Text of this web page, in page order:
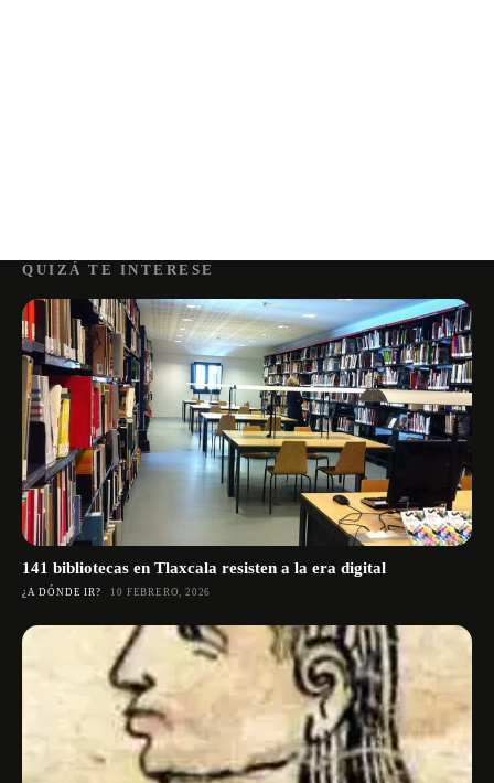
QUIZÁ TE INTERESE
141 bibliotecas en Tlaxcala resisten a la era digital
¿A DÓNDE IR? 10 FEBRERO, 2026